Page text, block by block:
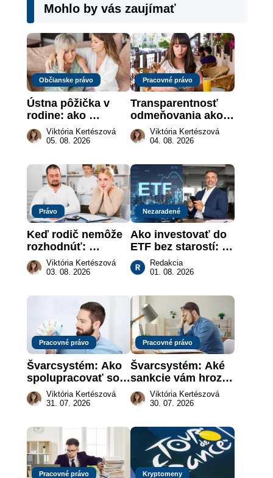
Mohlo by vás zaujímať
Občianske právo
Ústna pôžička v
rodine: ako
vymôcť peniaze,
keď na papieri nie
Viktória Kertészová
05. 08. 2026
Pracovné právo
Transparentnosť
odmeňovania ako
právna povinnosť:
revolúcia na
práce
Viktória Kertészová
04. 08. 2026
Právo
Keď rodič nemôže
rozhodnúť:
nahradenie prejavu
vôle súdom v
Viktória Kertészová
03. 08. 2026
Nezaradené
Ako investovať do
ETF bez starostí:
Investičné plány,
ktoré urobia prácu
Redakcia
01. 08. 2026
Pracovné právo
Švarcsystém: Ako
spolupracovať so
živnostníkom
legálne a bez
Viktória Kertészová
31. 07. 2026
Pracovné právo
Švarcsystém: Aké
sankcie vám hrozia
a prečo nestačí
zaplatiť pokutu?
Viktória Kertészová
30. 07. 2026
Pracovné právo Kryptomeny